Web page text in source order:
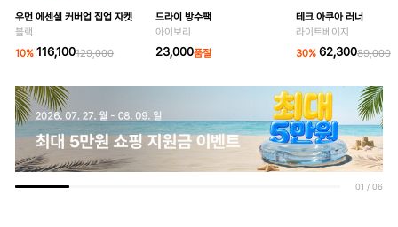
우먼 에센셜 커버업 집업 자켓
블랙
10% 116,100129,000
드라이 방수팩
아이보리
23,000품절
테크 아쿠아 러너
라이트베이지
30% 62,30089,000
01 / 06